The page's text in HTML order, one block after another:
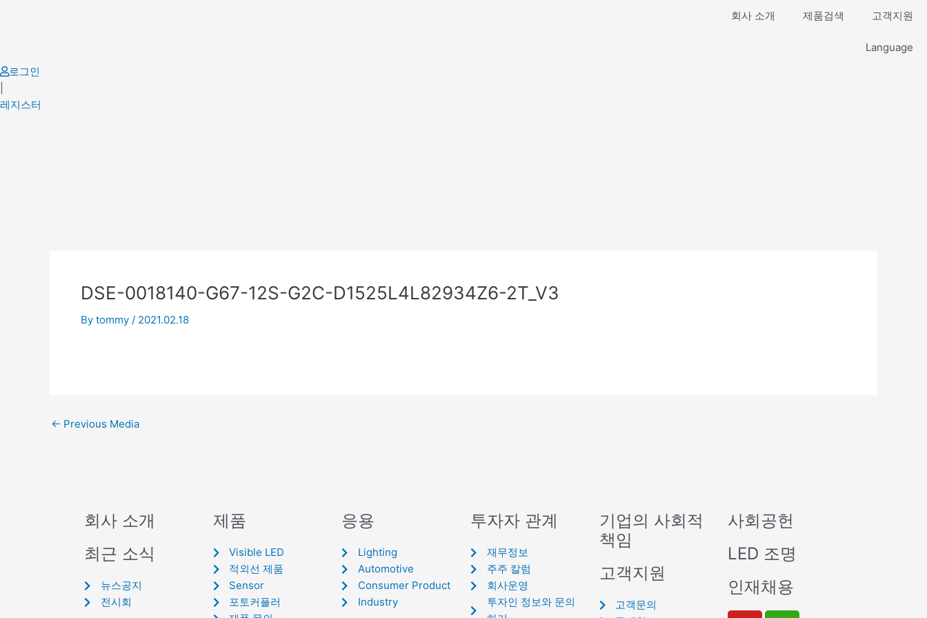
회사 소개 제품검색 고객지원
Language
로그인
레지스터
DSE-0018140-G67-12S-G2C-D1525L4L82934Z6-2T_V3
By tommy / 2021.02.18
← Previous Media
회사 소개
최근 소식
뉴스공지
전시회
제품
Visible LED
적외선 제품
Sensor
포토커플러
응용
Lighting
Automotive
Consumer Product
Industry
투자자 관계
재무정보
주주 칼럼
회사운영
투자인 정보와 문의
기업의 사회적
책임
고객지원
고객문의
사회공헌
LED 조명
인재채용